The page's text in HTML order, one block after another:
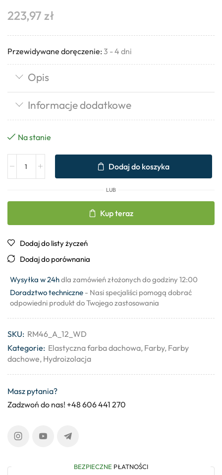
223,97 zł
Przewidywane doręczenie: 3 - 4 dni
Opis
Informacje dodatkowe
Na stanie
Dodaj do koszyka
LUB
Kup teraz
Dodaj do listy życzeń
Dodaj do porównania
Wysyłka w 24hdla zamówień złożonych do godziny 12:00
Doradztwo techniczne - Nasi specjaliści pomogą dobrać
odpowiedni produkt do Twojego zastosowania
SKU: RM46_A_12_WD
Kategorie: Elastyczna farba dachowa, Farby, Farby
dachowe, Hydroizolacja
Masz pytania?
Zadzwoń do nas! +48 606 441 270
BEZPIECZNE PŁATNOŚCI